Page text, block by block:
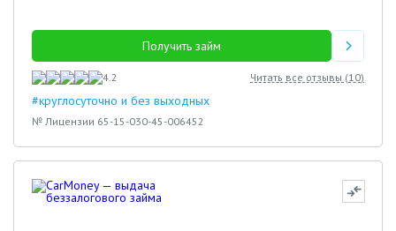
Получить займ
4.2 Читать все отзывы (10)
#круглосуточно и без выходных
№ Лицензии 65-15-030-45-006452